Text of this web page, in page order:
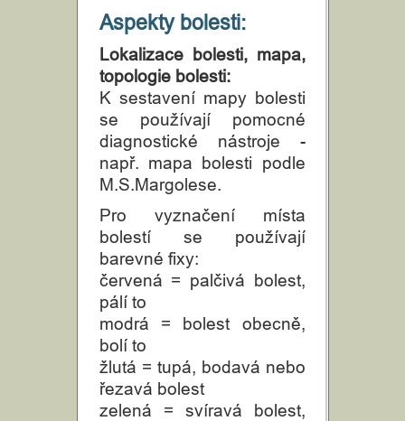
Aspekty bolesti:
Lokalizace bolesti, mapa,
topologie bolesti:
K sestavení mapy bolesti
se používají pomocné
diagnostické nástroje -
např. mapa bolesti podle
M.S.Margolese.
Pro vyznačení místa
bolestí se používají
barevné fixy:
červená = palčivá bolest,
pálí to
modrá = bolest obecně,
bolí to
žlutá = tupá, bodavá nebo
řezavá bolest
zelená = svíravá bolest,